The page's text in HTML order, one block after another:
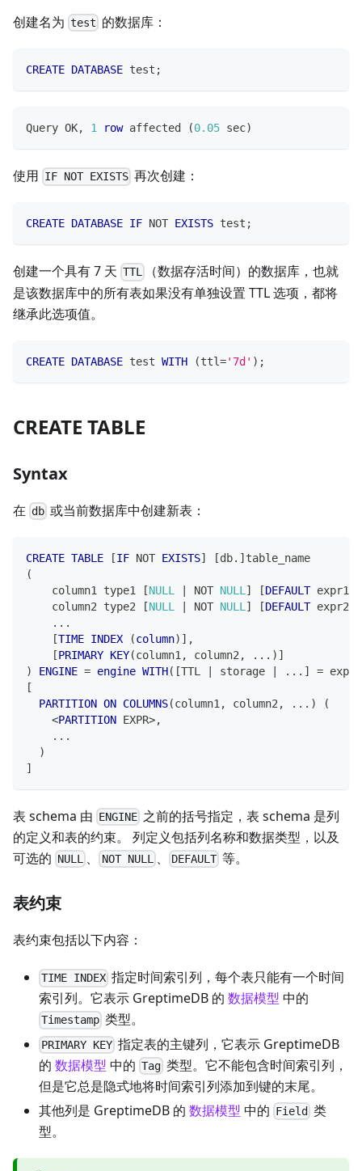
创建名为 test 的数据库：
CREATE DATABASE test ;
Query OK, 1 row affected (0.05 sec)
使用 IF NOT EXISTS 再次创建：
CREATE DATABASE IF NOT EXISTS test ;
创建一个具有 7 天 TTL
（数据存活时间）的数据库，也就
是该数据库中的所有表如果没有单独设置 TTL 选项，都将
继承此选项值。
CREATE DATABASE test WITH (ttl='7d' ) ;
CREATE TABLE
Syntax
在 db 或当前数据库中创建新表：
CREATE TABLE [IF NOT EXISTS] [db. ] table_name
(
    column1 type1
[NULL NOT NULL ] [DEFAULT expr1
    column2 type2
[NULL NOT NULL ] [DEFAULT expr2
. . .
[TIME INDEX (column) ] ,
[PRIMARY KEY(column1 , column2 , . . . ) ]
)
ENGINE = engine WITH( [TTL storage . . . ] = expr
[
PARTITION ON COLUMNS(column1 , column2 , . . . )
(
<PARTITION EXPR>,
. . .
)
]
表 schema 由 ENGINE 之前的括号指定，表 schema 是列
的定义和表的约束。 列定义包括列名称和数据类型，以及
可选的 NULL 、 NOT NULL、 DEFAULT 等。
表约束
表约束包括以下内容：
TIME INDEX 指定时间索引列，每个表只能有一个时间
索引列。它表示 GreptimeDB 的 数据模型 中的
Timestamp 类型。
PRIMARY KEY 指定表的主键列，它表示 GreptimeDB
的 数据模型 中的 Tag 类型。它不能包含时间索引列，
但是它总是隐式地将时间索引列添加到键的末尾。
其他列是 GreptimeDB 的 数据模型 中的 Field 类
型。